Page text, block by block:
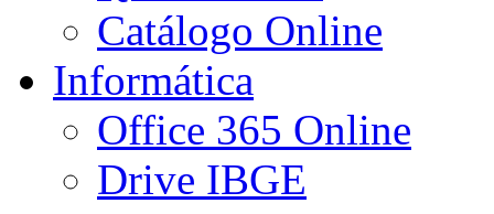
Catálogo Online
Informática
Office 365 Online
Drive IBGE